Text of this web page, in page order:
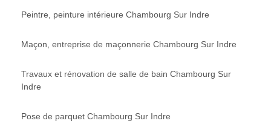
Peintre, peinture intérieure Chambourg Sur Indre
Maçon, entreprise de maçonnerie Chambourg Sur Indre
Travaux et rénovation de salle de bain Chambourg Sur
Indre
Pose de parquet Chambourg Sur Indre